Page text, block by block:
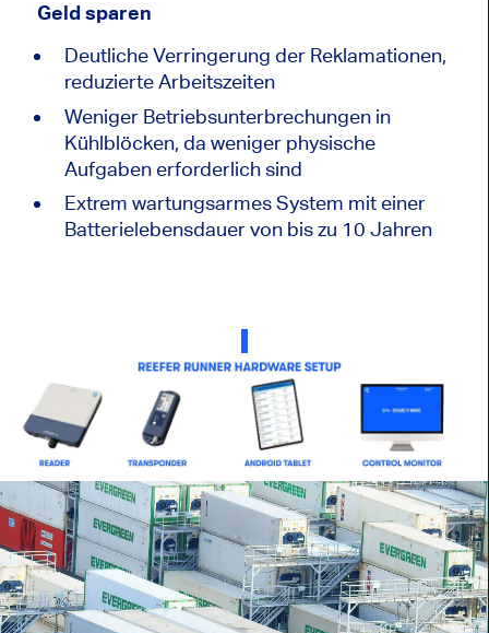
Geld sparen
Deutliche Verringerung der Reklamationen,
reduzierte Arbeitszeiten
Weniger Betriebsunterbrechungen in
Kühlblöcken, da weniger physische
Aufgaben erforderlich sind
Extrem wartungsarmes System mit einer
Batterielebensdauer von bis zu 10 Jahren